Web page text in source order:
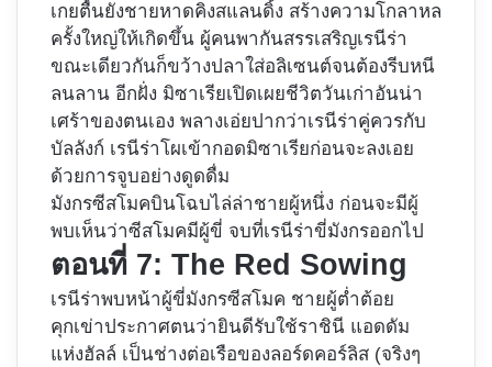
เกยตื้นยังชายหาดคิงสแลนดิ้ง สร้างความโกลาหล
ครั้งใหญ่ให้เกิดขึ้น ผู้คนพากันสรรเสริญเรนีร่า
ขณะเดียวกันก็ขว้างปลาใส่อลิเซนต์จนต้องรีบหนี
ลนลาน อีกฝั่ง มิซาเรียเปิดเผยชีวิตวันเก่าอันน่า
เศร้าของตนเอง พลางเอ่ยปากว่าเรนีร่าคู่ควรกับ
บัลลังก์ เรนีร่าโผเข้ากอดมิซาเรียก่อนจะลงเอย
ด้วยการจูบอย่างดูดดื่ม
มังกรซีสโมคบินโฉบไล่ล่าชายผู้หนึ่ง ก่อนจะมีผู้
พบเห็นว่าซีสโมคมีผู้ขี่ จบที่เรนีร่าขี่มังกรออกไป
ตอนที่ 7: The Red Sowing
เรนีร่าพบหน้าผู้ขี่มังกรซีสโมค ชายผู้ต่ำต้อย
คุกเข่าประกาศตนว่ายินดีรับใช้ราชินี แอดดัม
แห่งฮัลล์ เป็นช่างต่อเรือของลอร์ดคอร์ลิส (จริงๆ